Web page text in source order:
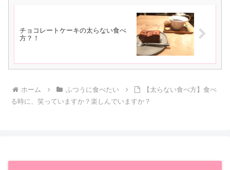
チョコレートケーキの太らない食べ
方？！
ホーム ふつうに食べたい
【太らない食べ方】食べ
る時に、笑っていますか？楽しんでいますか？